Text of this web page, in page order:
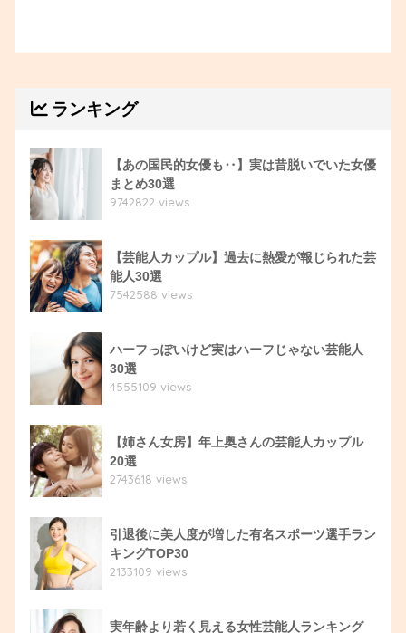
ランキング
【あの国民的女優も‥】実は昔脱いでいた女優
まとめ30選
9742822 views
【芸能人カップル】過去に熱愛が報じられた芸
能人30選
7542588 views
ハーフっぽいけど実はハーフじゃない芸能人
30選
4555109 views
【姉さん女房】年上奥さんの芸能人カップル
20選
2743618 views
引退後に美人度が増した有名スポーツ選手ラン
キングTOP30
2133109 views
実年齢より若く見える女性芸能人ランキング